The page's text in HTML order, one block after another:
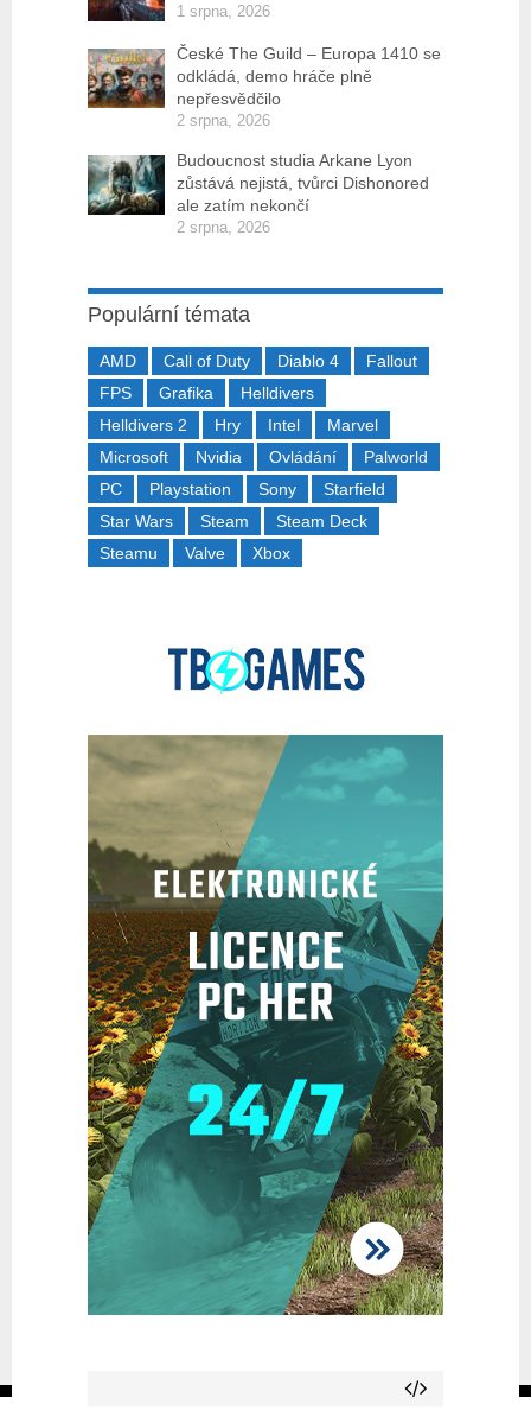
1 srpna, 2026
České The Guild – Europa 1410 se
odkládá, demo hráče plně
nepřesvědčilo
2 srpna, 2026
Budoucnost studia Arkane Lyon
zůstává nejistá, tvůrci Dishonored
ale zatím nekončí
2 srpna, 2026
Populární témata
AMD Call of Duty Diablo 4
Fallout
FPS
Grafika
Helldivers
Helldivers 2
Hry Intel
Marvel
Microsoft
Nvidia Ovládání
Palworld
PC
Playstation Sony
Starfield
Star Wars
Steam
Steam Deck
Steamu
Valve Xbox